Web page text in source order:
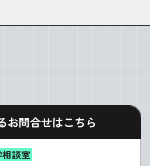
お問合せはこちら
談室